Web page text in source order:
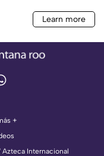
+
Azteca Internacional